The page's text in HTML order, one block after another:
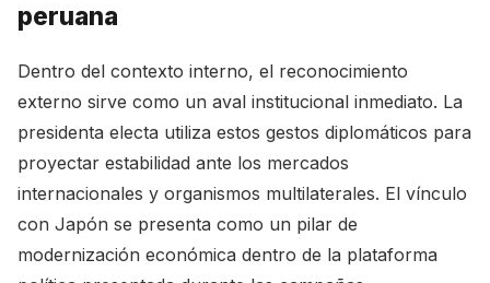
peruana
Dentro del contexto interno, el reconocimiento
externo sirve como un aval institucional inmediato. La
presidenta electa utiliza estos gestos diplomáticos para
proyectar estabilidad ante los mercados
internacionales y organismos multilaterales. El vínculo
con Japón se presenta como un pilar de
modernización económica dentro de la plataforma